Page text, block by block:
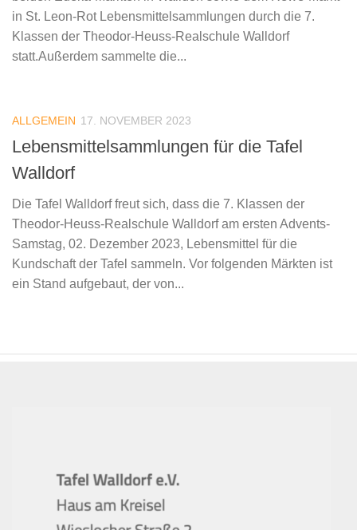
in St. Leon-Rot Lebensmittelsammlungen durch die 7.
Klassen der Theodor-Heuss-Realschule Walldorf
statt.Außerdem sammelte die...
ALLGEMEIN 17. NOVEMBER 2023
Lebensmittelsammlungen für die Tafel
Walldorf
Die Tafel Walldorf freut sich, dass die 7. Klassen der
Theodor-Heuss-Realschule Walldorf am ersten Advents-
Samstag, 02. Dezember 2023, Lebensmittel für die
Kundschaft der Tafel sammeln. Vor folgenden Märkten ist
ein Stand aufgebaut, der von...